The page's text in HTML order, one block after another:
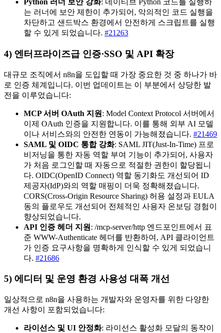
Python 러너 보안 강화: 네이티브 Python 코드를 실행하
는 러너에 보안 제한이 추가되어, 악의적인 코드 실행을
차단하고 샌드박스 환경에서 안전하게 스크립트를 실행
할 수 있게 되었습니다. #21263
4) 엔터프라이즈급 인증·SSO 및 API 확장
대규모 조직에서 n8n을 도입할 때 가장 중요한 것 중 하나가 바
로 인증 체계입니다. 이번 업데이트는 이 부분에서 상당한 발
전을 이루었습니다:
MCP 서버 OAuth 지원 : Model Context Protocol 서버에서
이제 OAuth 인증을 지원합니다. 이를 통해 외부 AI 모델
이나 서비스와의 안전한 연동이 가능해졌습니다. #21469
SAML 및 OIDC 통합 강화: SAML JIT(Just-In-Time) 프로
비저닝을 통한 자동 역할 부여 기능이 추가되어, 사용자
가 처음 로그인할 때 자동으로 적절한 권한이 할당됩니
다. OIDC(OpenID Connect) 역할 동기화도 개선되어 ID
제공자(IdP)와의 역할 매핑이 더욱 정확해졌습니다.
CORS(Cross-Origin Resource Sharing) 허용 설정과 EULA
동의 플로우도 개선되어 전체적인 사용자 온보딩 경험이
향상되었습니다.
API 인증 헤더 지원 : /mcp-server/http 엔드포인트에서 표
준 WWW-Authenticate 헤더를 반환하여, API 클라이언트
가 인증 요구사항을 명확하게 인식할 수 있게 되었습니
다. #21686
5) 에디터 및 운영 환경 사용성 대폭 개선
일상적으로 n8n을 사용하는 개발자와 운영자를 위한 다양한
개선 사항이 포함되었습니다:
라이선스 및 UI 안정화: 라이선스 활성화 모달의 동작이